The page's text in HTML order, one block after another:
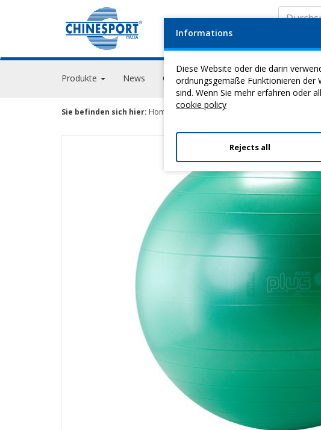
Produkte News Geschehen GPS Academy Video
Sie befinden sich hier: Home >Heilgymnastik>
Informations
Diese Website oder die darin
ordnungsgemäße Funktionieren der
sind. Wenn Sie mehr erfahren oder
cookie policy
Rejects all